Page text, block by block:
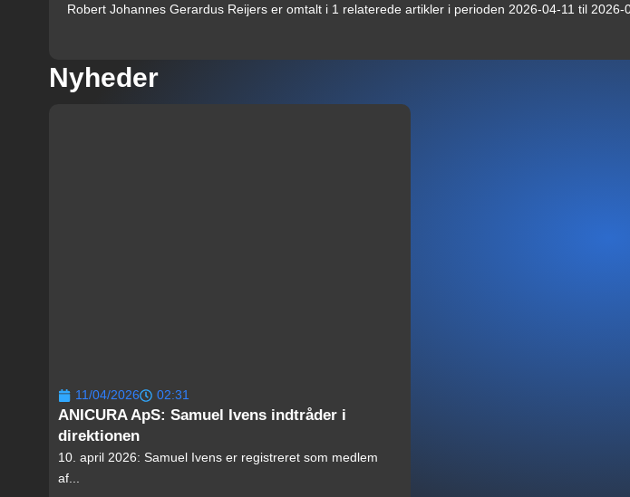
Robert Johannes Gerardus Reijers er omtalt i 1 relaterede artikler i perioden 2026-04-11 til 2026-
Nyheder
11/04/2026 02:31
ANICURA ApS: Samuel Ivens indtråder i
direktionen
10. april 2026: Samuel Ivens er registreret som medlem
af...